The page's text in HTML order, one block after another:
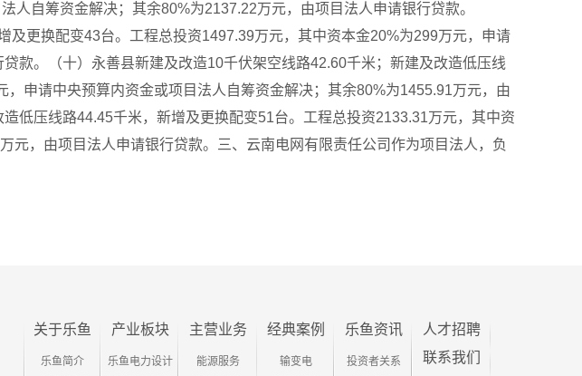
自筹资金解决；其余80%为2137.22万元，由项目法人申请银行贷款。
及更换配变43台。工程总投资1497.39万元，其中资本金20%为299万元，申请
款。（十）永善县新建及改造10千伏架空线路42.60千米；新建及改造低压线
申请中央预算内资金或项目法人自筹资金解决；其余80%为1455.91万元，由
低压线路44.45千米，新增及更换配变51台。工程总投资2133.31万元，其中资
，由项目法人申请银行贷款。三、云南电网有限责任公司作为项目法人，负
关于乐鱼
乐鱼简介
产业板块
乐鱼电力设计
主营业务
能源服务
经典案例
输变电
乐鱼资讯
投资者关系
人才招聘
联系我们